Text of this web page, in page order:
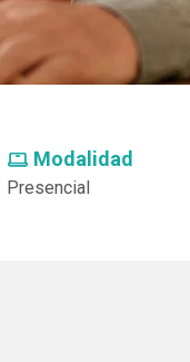
Modalidad
Presencial